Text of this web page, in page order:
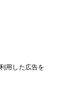
用した広告を